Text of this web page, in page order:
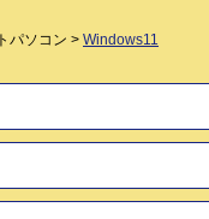
パソコン > Windows11